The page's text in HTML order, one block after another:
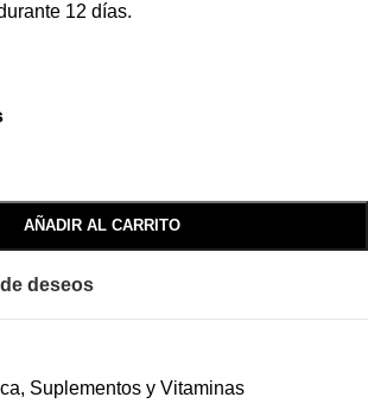
12 días.
AÑADIR AL CARRITO
deseos
, Suplementos y Vitaminas